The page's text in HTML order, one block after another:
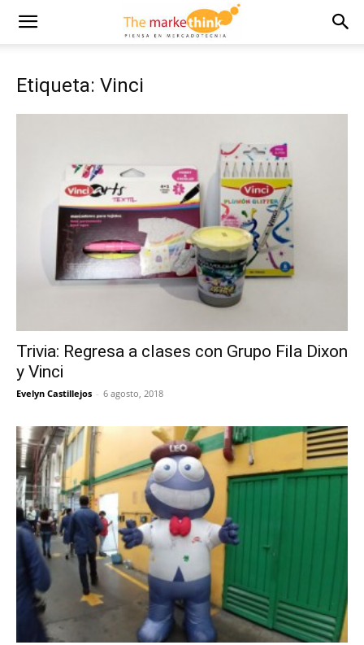
Etiqueta: Vinci
Trivia: Regresa a clases con Grupo Fila Dixon
y Vinci
Evelyn Castillejos - 6 agosto, 2018